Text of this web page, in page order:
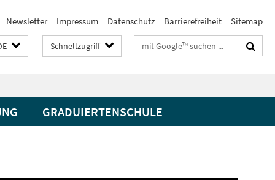
Newsletter Impressum Datenschutz Barrierefreiheit Sitemap
Schnellzugriff Suchbegriffe
GRADUIERTENSCHULE